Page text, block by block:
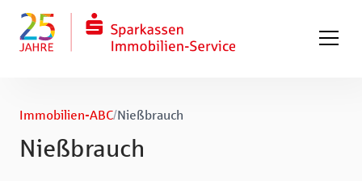
Zum Fuß springen
Immobilien-ABC/Nießbrauch
Nießbrauch